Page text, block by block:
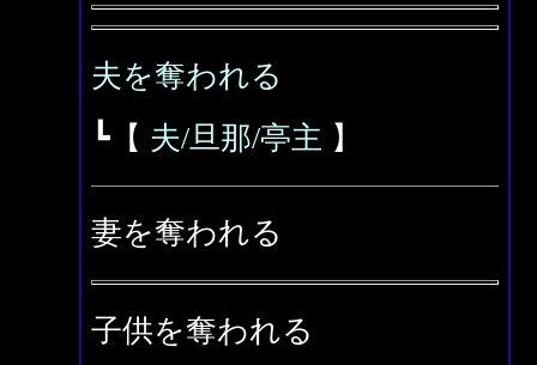
夫を奪われる
┗【 夫/旦那/亭主 】
妻を奪われる
子供を奪われる